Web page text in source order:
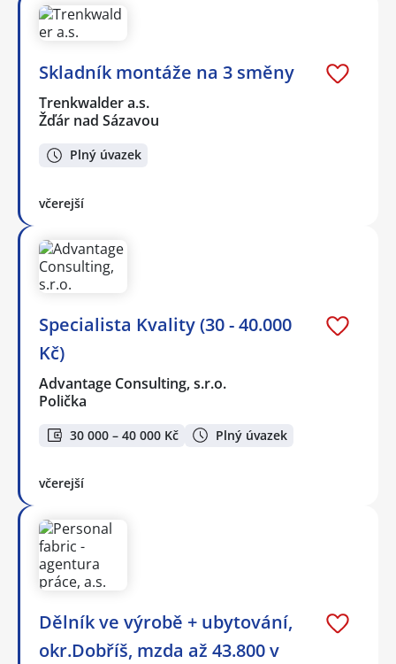
Skladník montáže na 3 směny
Trenkwalder a.s.
Žďár nad Sázavou
Plný úvazek
včerejší
Specialista Kvality (30 - 40.000
Kč)
Advantage Consulting, s.r.o.
Polička
30 000 – 40 000 Kč Plný úvazek
včerejší
Dělník ve výrobě + ubytování,
okr.Dobříš, mzda až 43.800 v